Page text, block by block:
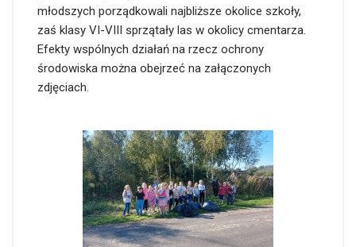
młodszych porządkowali najbliższe okolice szkoły,
zaś klasy VI-VIII sprzątały las w okolicy cmentarza.
Efekty wspólnych działań na rzecz ochrony
środowiska można obejrzeć na załączonych
zdjęciach.